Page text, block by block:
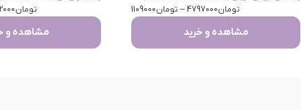
تومان4797000
– تومان1109000
مشاهده و خرید
تومان
مشاهده و